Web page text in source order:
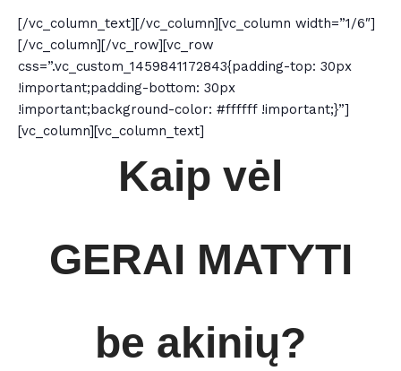
[/vc_column_text][/vc_column][vc_column width=”1/6″]
[/vc_column][/vc_row][vc_row
css=”.vc_custom_1459841172843{padding-top: 30px
!important;padding-bottom: 30px
!important;background-color: #ffffff !important;}”]
[vc_column][vc_column_text]
Kaip vėl
GERAI MATYTI
be akinių?